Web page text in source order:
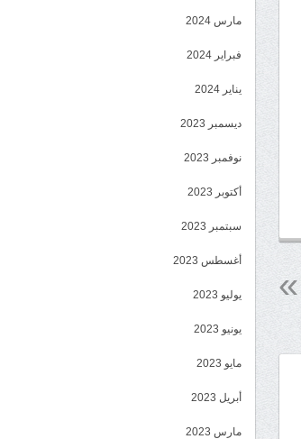
مارس 2024
فبراير 2024
يناير 2024
ديسمبر 2023
نوفمبر 2023
أكتوبر 2023
سبتمبر 2023
أغسطس 2023
يوليو 2023
يونيو 2023
مايو 2023
أبريل 2023
مارس 2023